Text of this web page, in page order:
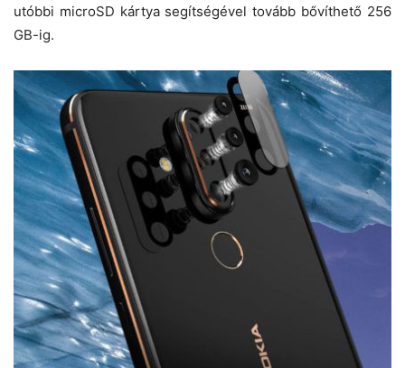
utóbbi microSD kártya segítségével tovább bővíthető 256
GB-ig.